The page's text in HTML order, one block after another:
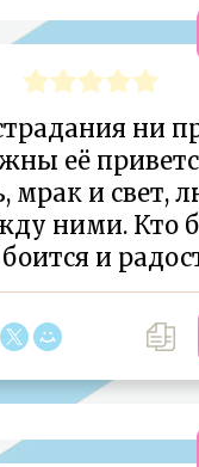
ни
её
мрак и свет,
ними. Кто
и